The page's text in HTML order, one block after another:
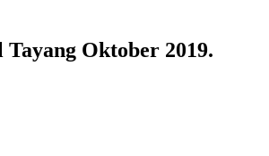
Oktober 2019.